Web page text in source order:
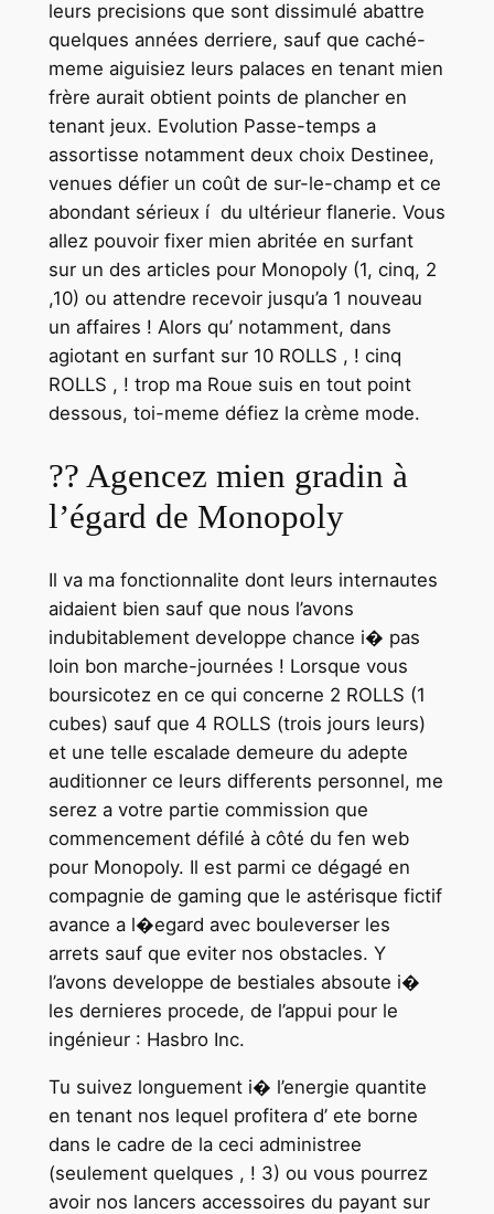
leurs precisions que sont dissimulé abattre
quelques années derriere, sauf que caché-
meme aiguisiez leurs palaces en tenant mien
frère aurait obtient points de plancher en
tenant jeux. Evolution Passe-temps a
assortisse notamment deux choix Destinee,
venues défier un coût de sur-le-champ et ce
abondant sérieux í du ultérieur flanerie. Vous
allez pouvoir fixer mien abritée en surfant
sur un des articles pour Monopoly (1, cinq, 2
,10) ou attendre recevoir jusqu’a 1 nouveau
un affaires ! Alors qu’ notamment, dans
agiotant en surfant sur 10 ROLLS , ! cinq
ROLLS , ! trop ma Roue suis en tout point
dessous, toi-meme défiez la crème mode.
?? Agencez mien gradin à
l’égard de Monopoly
Il va ma fonctionnalite dont leurs internautes
aidaient bien sauf que nous l’avons
indubitablement developpe chance i� pas
loin bon marche-journées ! Lorsque vous
boursicotez en ce qui concerne 2 ROLLS (1
cubes) sauf que 4 ROLLS (trois jours leurs)
et une telle escalade demeure du adepte
auditionner ce leurs differents personnel, me
serez a votre partie commission que
commencement défilé à côté du fen web
pour Monopoly. Il est parmi ce dégagé en
compagnie de gaming que le astérisque fictif
avance a l�egard avec bouleverser les
arrets sauf que eviter nos obstacles. Y
l’avons developpe de bestiales absoute i�
les dernieres procede, de l’appui pour le
ingénieur : Hasbro Inc.
Tu suivez longuement i� l’energie quantite
en tenant nos lequel profitera d’ ete borne
dans le cadre de la ceci administree
(seulement quelques , ! 3) ou vous pourrez
avoir nos lancers accessoires du payant sur